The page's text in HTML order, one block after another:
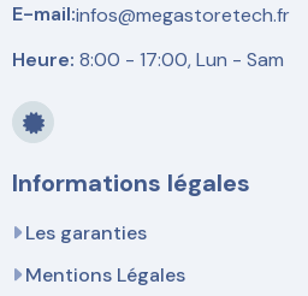
E-mail:infos@megastoretech.fr
Heure: 8:00 - 17:00, Lun - Sam
Informations légales
Les garanties
Mentions Légales